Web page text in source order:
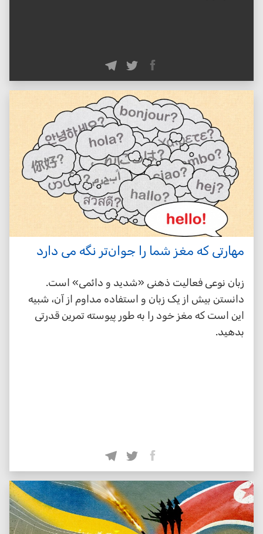
مهارتی که مغز شما را جوان‌تر نگه می دارد
زبان نوعی فعالیت ذهنی «شدید و دائمی» است.
دانستن بیش از یک زبان و استفاده مداوم از آن، شبیه
این است که مغز خود را به طور پیوسته تمرین قدرتی
بدهید.